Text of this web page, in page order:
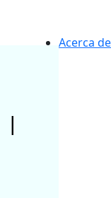
Acerca de